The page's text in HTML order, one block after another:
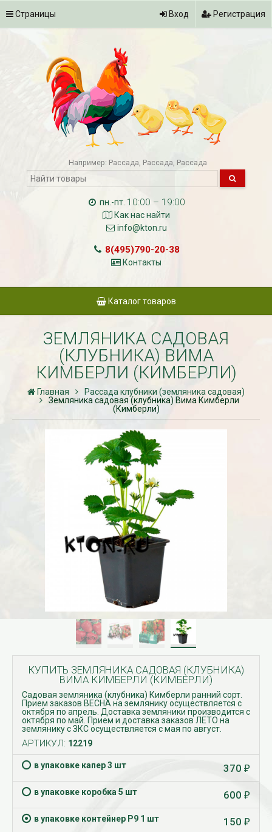
Страницы Вход Регистрация
Например: Рассада Рассада Рассада
пн.-пт. 10:00 – 19:00
Как нас найти
info@kton.ru
8(495)790-20-38
Контакты
Каталог товаров
ЗЕМЛЯНИКА САДОВАЯ
(КЛУБНИКА) ВИМА
КИМБЕРЛИ (КИМБЕРЛИ)
Главная
Рассада клубники (земляника садовая)
Земляника садовая (клубника) Вима Кимберли
(Кимберли)
КУПИТЬ ЗЕМЛЯНИКА САДОВАЯ (КЛУБНИКА)
ВИМА КИМБЕРЛИ (КИМБЕРЛИ)
Садовая земляника (клубника) Кимберли ранний сорт.
Прием заказов ВЕСНА на землянику осуществляется с
октября по апрель. Доставка земляники производится с
октября по май. Прием и доставка заказов ЛЕТО на
землянику с ЗКС осуществляется с мая по август.
АРТИКУЛ: 12219
в упаковке капер 3 шт 370 ₽
в упаковке коробка 5 шт 600 ₽
в упаковке контейнер Р9 1 шт 150 ₽